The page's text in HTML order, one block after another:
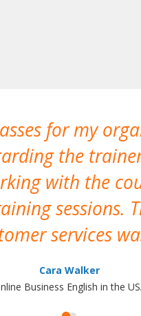
for my
the
with the
sessions.
services
Cara Walker
Business English in the